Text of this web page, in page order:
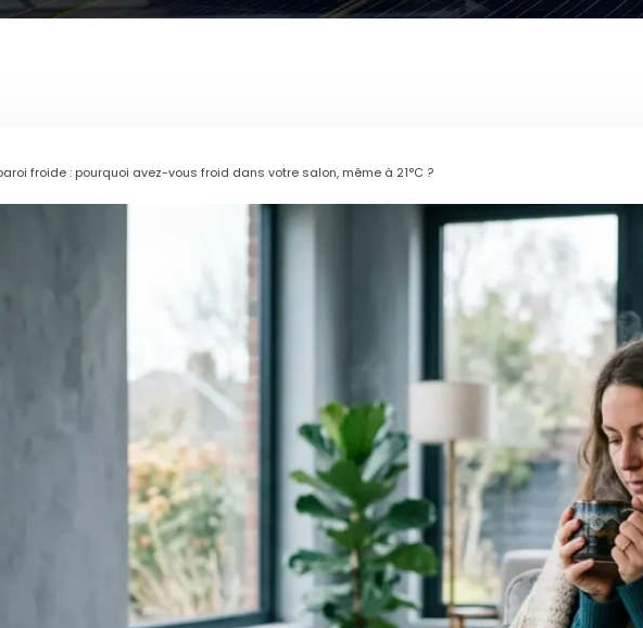
froide : pourquoi avez-vous froid dans votre salon, même à 21°C ?